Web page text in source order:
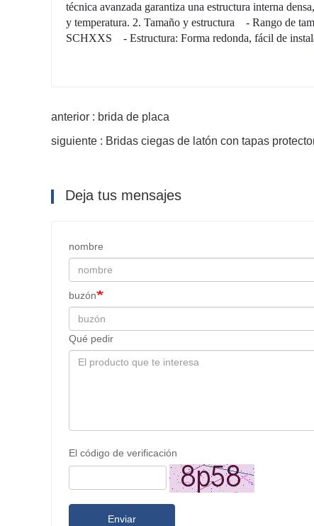
técnica avanzada garantiza una estructura interna
y temperatura. 2. Tamaño y estructura - Rango de
SCHXXS - Estructura: Forma redonda, fácil de
anterior : brida de placa
siguiente : Bridas ciegas de latón con tapas
Deja tus mensajes
nombre
buzón
Qué pedir
El código de verificación
Enviar